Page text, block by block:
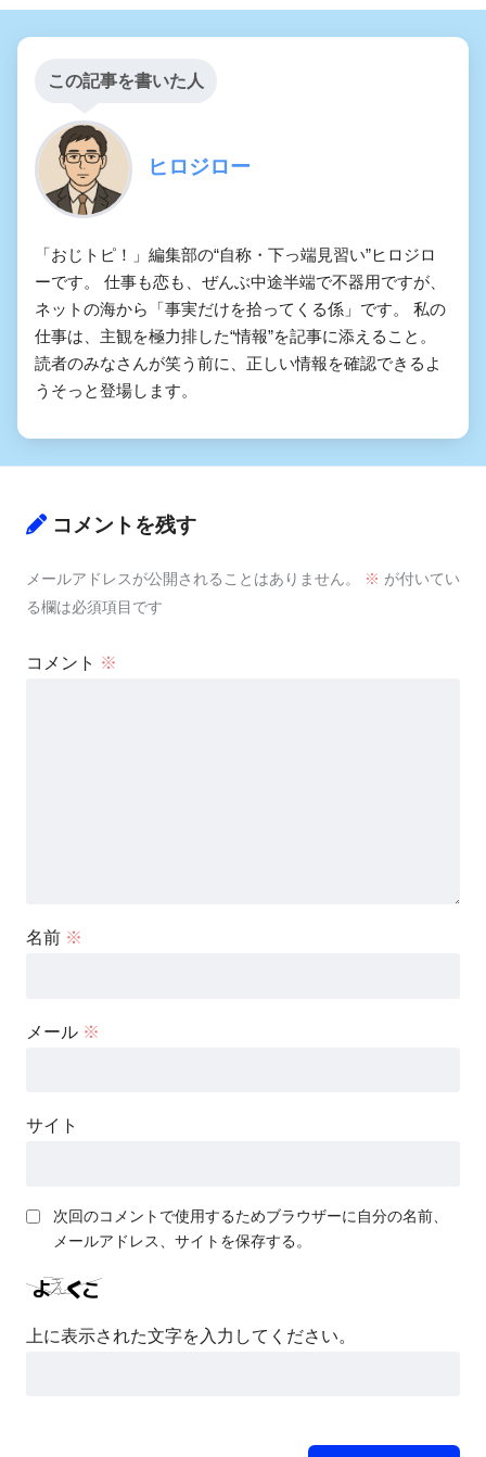
この記事を書いた人
ヒロジロー
「おじトピ！」編集部の“自称・下っ端見習い”ヒロジロ
ーです。 仕事も恋も、ぜんぶ中途半端で不器用ですが、
ネットの海から「事実だけを拾ってくる係」です。 私の
仕事は、主観を極力排した“情報”を記事に添えること。
読者のみなさんが笑う前に、正しい情報を確認できるよ
うそっと登場します。
コメントを残す
メールアドレスが公開されることはありません。 ※ が付いてい
る欄は必須項目です
コメント ※
名前 ※
メール ※
サイト
次回のコメントで使用するためブラウザーに自分の名前、
メールアドレス、サイトを保存する。
上に表示された文字を入力してください。